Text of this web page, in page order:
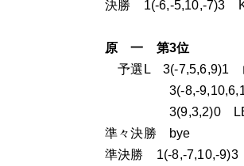
決勝 1(-6,-5,10,-7)3
原 一 第3位
予選L 3(-7,5,6,9)1
3(-8,-9,10,6,11)2
3(9,3,2)0 LEE
準々決勝 bye
準決勝 1(-8,-7,10,-